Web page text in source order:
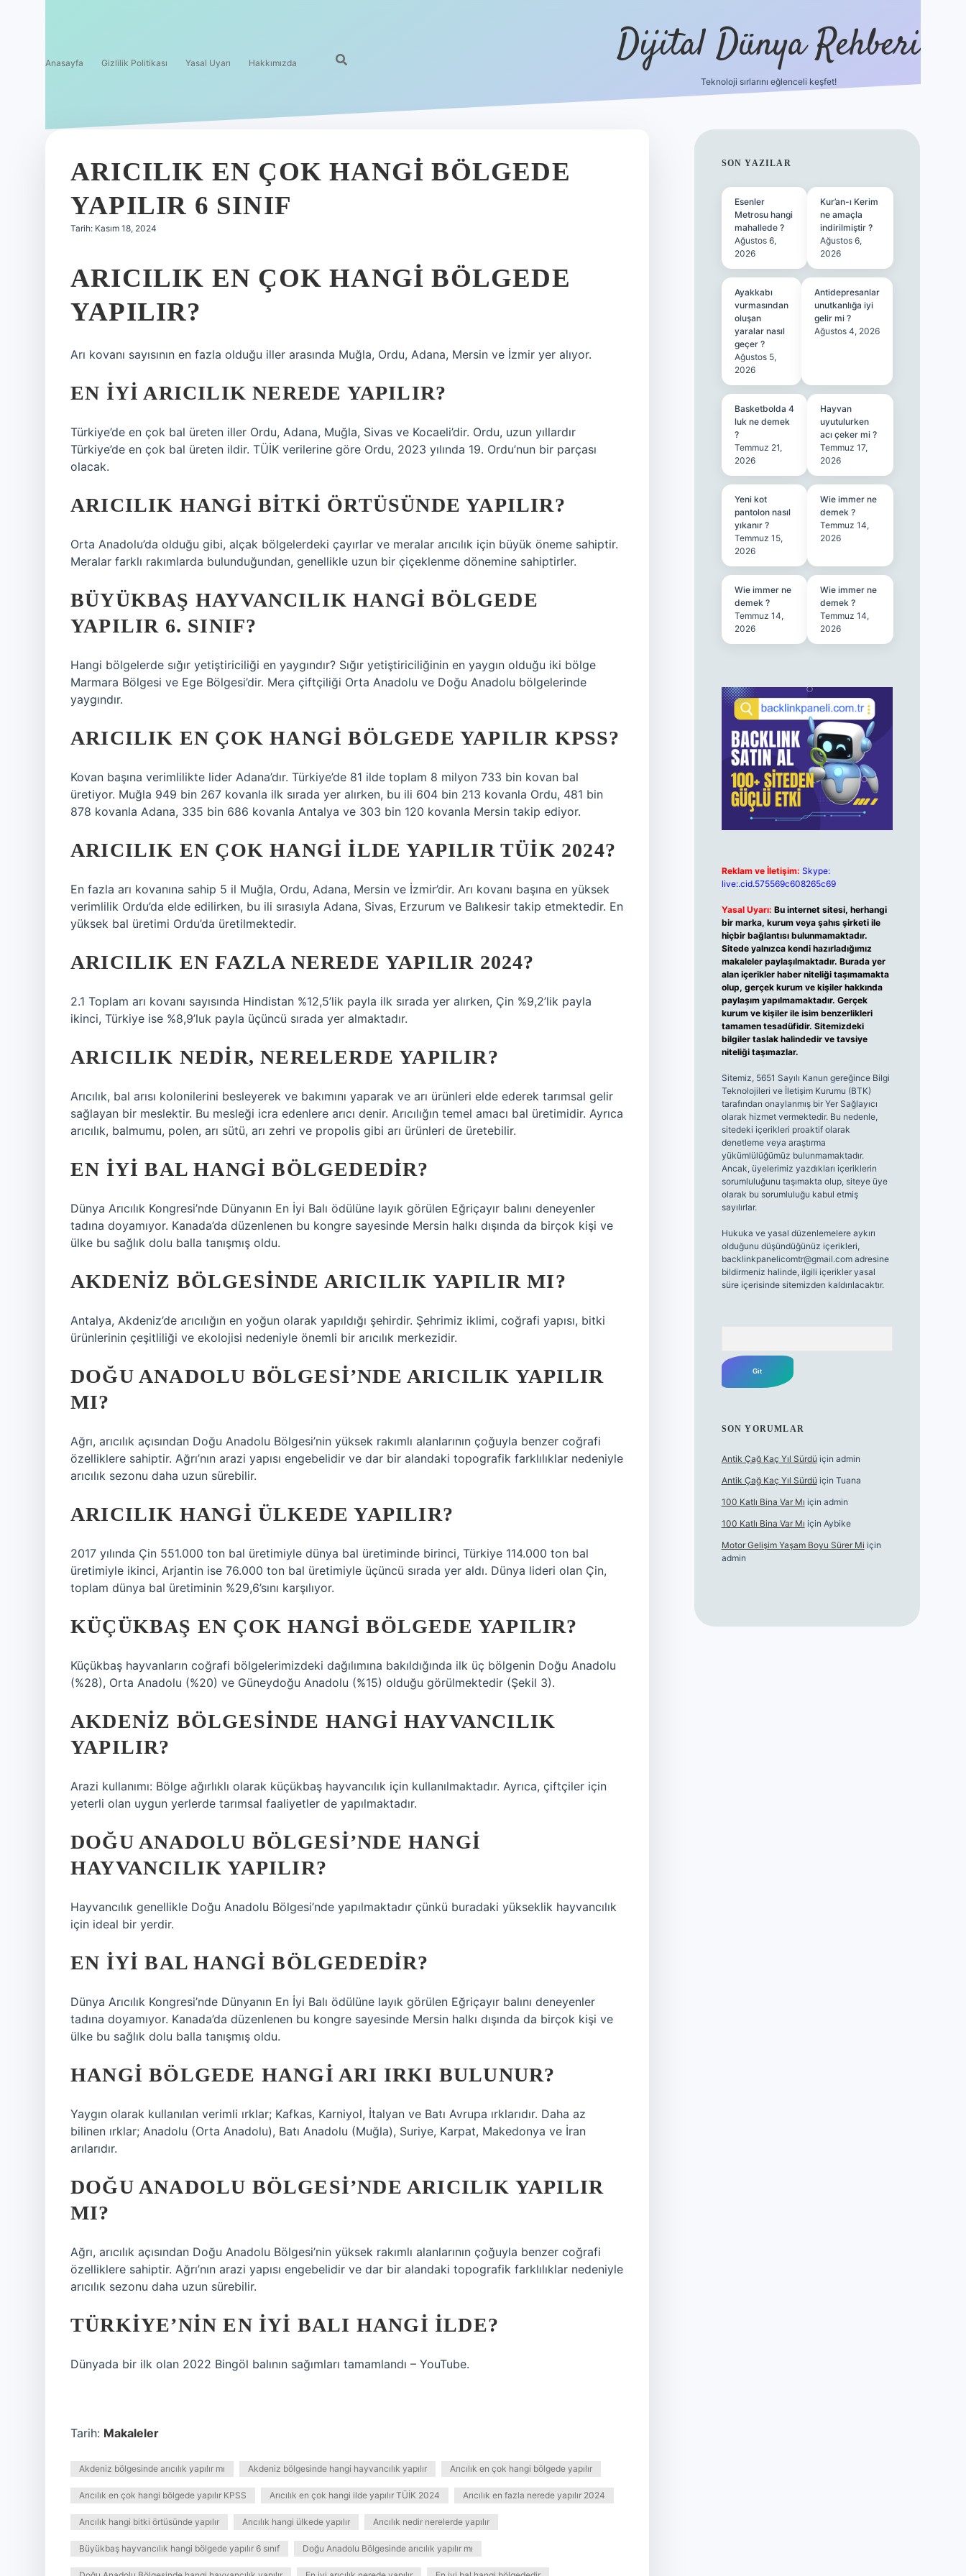
Anasayfa Gizlilik Politikası Yasal Uyarı Hakkımızda Dijital Dünya Rehberi
Teknoloji sırlarını eğlenceli keşfet!
ARICILIK EN ÇOK HANGI BÖLGEDE
YAPILIR 6 SINIF
Tarih: Kasım 18, 2024
ARICILIK EN ÇOK HANGI BÖLGEDE
YAPILIR?
Arı kovanı sayısının en fazla olduğu iller arasında Muğla, Ordu, Adana, Mersin ve İzmir yer alıyor.
EN IYI ARICILIK NEREDE YAPILIR?
Türkiye’de en çok bal üreten iller Ordu, Adana, Muğla, Sivas ve Kocaeli’dir. Ordu, uzun yıllardır
Türkiye’de en çok bal üreten ildir. TÜİK verilerine göre Ordu, 2023 yılında 19. Ordu’nun bir parçası
olacak.
ARICILIK HANGI BITKI ÖRTÜSÜNDE YAPILIR?
Orta Anadolu’da olduğu gibi, alçak bölgelerdeki çayırlar ve meralar arıcılık için büyük öneme sahiptir.
Meralar farklı rakımlarda bulunduğundan, genellikle uzun bir çiçeklenme dönemine sahiptirler.
BÜYÜKBAŞ HAYVANCILIK HANGI BÖLGEDE
YAPILIR 6. SINIF?
Hangi bölgelerde sığır yetiştiriciliği en yaygındır? Sığır yetiştiriciliğinin en yaygın olduğu iki bölge
Marmara Bölgesi ve Ege Bölgesi’dir. Mera çiftçiliği Orta Anadolu ve Doğu Anadolu bölgelerinde
yaygındır.
ARICILIK EN ÇOK HANGI BÖLGEDE YAPILIR KPSS?
Kovan başına verimlilikte lider Adana’dır. Türkiye’de 81 ilde toplam 8 milyon 733 bin kovan bal
üretiyor. Muğla 949 bin 267 kovanla ilk sırada yer alırken, bu ili 604 bin 213 kovanla Ordu, 481 bin
878 kovanla Adana, 335 bin 686 kovanla Antalya ve 303 bin 120 kovanla Mersin takip ediyor.
ARICILIK EN ÇOK HANGI ILDE YAPILIR TÜİK 2024?
En fazla arı kovanına sahip 5 il Muğla, Ordu, Adana, Mersin ve İzmir’dir. Arı kovanı başına en yüksek
verimlilik Ordu’da elde edilirken, bu ili sırasıyla Adana, Sivas, Erzurum ve Balıkesir takip etmektedir. En
yüksek bal üretimi Ordu’da üretilmektedir.
ARICILIK EN FAZLA NEREDE YAPILIR 2024?
2.1 Toplam arı kovanı sayısında Hindistan %12,5’lik payla ilk sırada yer alırken, Çin %9,2’lik payla
ikinci, Türkiye ise %8,9’luk payla üçüncü sırada yer almaktadır.
ARICILIK NEDIR, NERELERDE YAPILIR?
Arıcılık, bal arısı kolonilerini besleyerek ve bakımını yaparak ve arı ürünleri elde ederek tarımsal gelir
sağlayan bir meslektir. Bu mesleği icra edenlere arıcı denir. Arıcılığın temel amacı bal üretimidir. Ayrıca
arıcılık, balmumu, polen, arı sütü, arı zehri ve propolis gibi arı ürünleri de üretebilir.
EN IYI BAL HANGI BÖLGEDEDIR?
Dünya Arıcılık Kongresi’nde Dünyanın En İyi Balı ödülüne layık görülen Eğriçayır balını deneyenler
tadına doyamıyor. Kanada’da düzenlenen bu kongre sayesinde Mersin halkı dışında da birçok kişi ve
ülke bu sağlık dolu balla tanışmış oldu.
AKDENIZ BÖLGESINDE ARICILIK YAPILIR MI?
Antalya, Akdeniz’de arıcılığın en yoğun olarak yapıldığı şehirdir. Şehrimiz iklimi, coğrafi yapısı, bitki
ürünlerinin çeşitliliği ve ekolojisi nedeniyle önemli bir arıcılık merkezidir.
DOĞU ANADOLU BÖLGESI’NDE ARICILIK YAPILIR
MI?
Ağrı, arıcılık açısından Doğu Anadolu Bölgesi’nin yüksek rakımlı alanlarının çoğuyla benzer coğrafi
özelliklere sahiptir. Ağrı’nın arazi yapısı engebelidir ve dar bir alandaki topografik farklılıklar nedeniyle
arıcılık sezonu daha uzun sürebilir.
ARICILIK HANGI ÜLKEDE YAPILIR?
2017 yılında Çin 551.000 ton bal üretimiyle dünya bal üretiminde birinci, Türkiye 114.000 ton bal
üretimiyle ikinci, Arjantin ise 76.000 ton bal üretimiyle üçüncü sırada yer aldı. Dünya lideri olan Çin,
toplam dünya bal üretiminin %29,6’sını karşılıyor.
KÜÇÜKBAŞ EN ÇOK HANGI BÖLGEDE YAPILIR?
Küçükbaş hayvanların coğrafi bölgelerimizdeki dağılımına bakıldığında ilk üç bölgenin Doğu Anadolu
(%28), Orta Anadolu (%20) ve Güneydoğu Anadolu (%15) olduğu görülmektedir (Şekil 3).
AKDENIZ BÖLGESINDE HANGI HAYVANCILIK
YAPILIR?
Arazi kullanımı: Bölge ağırlıklı olarak küçükbaş hayvancılık için kullanılmaktadır. Ayrıca, çiftçiler için
yeterli olan uygun yerlerde tarımsal faaliyetler de yapılmaktadır.
DOĞU ANADOLU BÖLGESI’NDE HANGI
HAYVANCILIK YAPILIR?
Hayvancılık genellikle Doğu Anadolu Bölgesi’nde yapılmaktadır çünkü buradaki yükseklik hayvancılık
için ideal bir yerdir.
EN IYI BAL HANGI BÖLGEDEDIR?
Dünya Arıcılık Kongresi’nde Dünyanın En İyi Balı ödülüne layık görülen Eğriçayır balını deneyenler
tadına doyamıyor. Kanada’da düzenlenen bu kongre sayesinde Mersin halkı dışında da birçok kişi ve
ülke bu sağlık dolu balla tanışmış oldu.
HANGI BÖLGEDE HANGI ARI IRKI BULUNUR?
Yaygın olarak kullanılan verimli ırklar; Kafkas, Karniyol, İtalyan ve Batı Avrupa ırklarıdır. Daha az
bilinen ırklar; Anadolu (Orta Anadolu), Batı Anadolu (Muğla), Suriye, Karpat, Makedonya ve İran
arılarıdır.
DOĞU ANADOLU BÖLGESI’NDE ARICILIK YAPILIR
MI?
Ağrı, arıcılık açısından Doğu Anadolu Bölgesi’nin yüksek rakımlı alanlarının çoğuyla benzer coğrafi
özelliklere sahiptir. Ağrı’nın arazi yapısı engebelidir ve dar bir alandaki topografik farklılıklar nedeniyle
arıcılık sezonu daha uzun sürebilir.
TÜRKIYE’NIN EN IYI BALI HANGI ILDE?
Dünyada bir ilk olan 2022 Bingöl balının sağımları tamamlandı – YouTube.
Tarih: Makaleler
Akdeniz bölgesinde arıcılık yapılır mı Akdeniz bölgesinde hangi hayvancılık yapılır Arıcılık en çok hangi bölgede yapılır
Arıcılık en çok hangi bölgede yapılır KPSS Arıcılık en çok hangi ilde yapılır TÜİK 2024 Arıcılık en fazla nerede yapılır 2024
Arıcılık hangi bitki örtüsünde yapılır Arıcılık hangi ülkede yapılır Arıcılık nedir nerelerde yapılır
Büyükbaş hayvancılık hangi bölgede yapılır 6 sınıf Doğu Anadolu Bölgesinde arıcılık yapılır mı
SIDEBAR
SON YAZILAR
Esenler
Metrosu hangi
mahallede ?
Ağustos 6,
2026
Kur’an-ı Kerim
ne amaçla
indirilmiştir ?
Ağustos 6,
2026
Ayakkabı
vurmasından
oluşan
yaralar nasıl
geçer ?
Ağustos 5,
2026
Antidepresanlar
unutkanlığa iyi
gelir mi ?
Ağustos 4, 2026
Basketbolda 4
luk ne demek
?
Temmuz 21,
2026
Hayvan
uyutulurken
acı çeker mi ?
Temmuz 17,
2026
Yeni kot
pantolon nasıl
yıkanır ?
Temmuz 15,
2026
Wie immer ne
demek ?
Temmuz 14,
2026
Wie immer ne
demek ?
Temmuz 14,
2026
Wie immer ne
demek ?
Temmuz 14,
2026
Reklam ve İletişim: Skype:
live:.cid.575569c608265c69
Yasal Uyarı: Bu internet sitesi, herhangi
bir marka, kurum veya şahıs şirketi ile
hiçbir bağlantısı bulunmamaktadır.
Sitede yalnızca kendi hazırladığımız
makaleler paylaşılmaktadır. Burada yer
alan içerikler haber niteliği taşımamakta
olup, gerçek kurum ve kişiler hakkında
paylaşım yapılmamaktadır. Gerçek
kurum ve kişiler ile isim benzerlikleri
tamamen tesadüfidir. Sitemizdeki
bilgiler taslak halindedir ve tavsiye
niteliği taşımazlar.
Sitemiz, 5651 Sayılı Kanun gereğince Bilgi
Teknolojileri ve İletişim Kurumu (BTK)
tarafından onaylanmış bir Yer Sağlayıcı
olarak hizmet vermektedir. Bu nedenle,
sitedeki içerikleri proaktif olarak
denetleme veya araştırma
yükümlülüğümüz bulunmamaktadır.
Ancak, üyelerimiz yazdıkları içeriklerin
sorumluluğunu taşımakta olup, siteye üye
olarak bu sorumluluğu kabul etmiş
sayılırlar.
Hukuka ve yasal düzenlemelere aykırı
olduğunu düşündüğünüz içerikleri,
backlinkpanelicomtr@gmail.comadresine
bildirmeniz halinde, ilgili içerikler yasal
süre içerisinde sitemizden kaldırılacaktır.
SON YORUMLAR
Antik Çağ Kaç Yıl Sürdü için admin
Antik Çağ Kaç Yıl Sürdü için Tuana
100 Katlı Bina Var Mı için admin
100 Katlı Bina Var Mı için Aybike
Motor Gelişim Yaşam Boyu Sürer Mi için
admin
tulipbet güncel giriş